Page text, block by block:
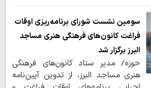
سومین نشست شورای برنامه‌ریزی اوقات
فراغت کانون‌های فرهنگی هنری مساجد
البرز برگزار شد
حوزه/ مدیر ستاد کانون‌های فرهنگی
هنری مساجد البرز، از تدوین آیین‌نامه